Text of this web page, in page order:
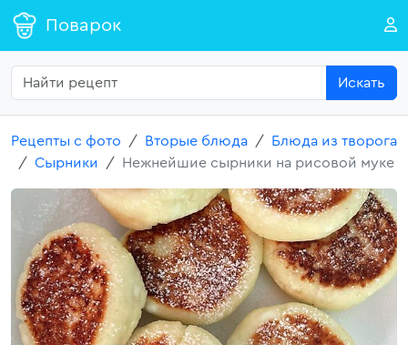
Поварок
Искать
Рецепты с фото Вторые блюда
Блюда из творога
Сырники
Нежнейшие сырники на рисовой муке